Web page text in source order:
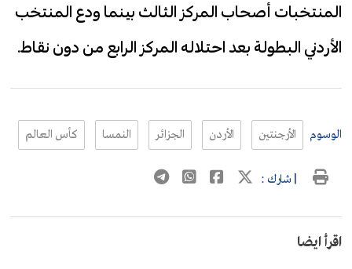
المنتخبات أصحاب المركز الثالث بينما ودع المنتخب
الأردني البطولة بعد احتلاله المركز الرابع من دون نقاط.
الوسوم الأرجنتين الأردن الجزائر النمسا كأس العالم
| شارك :
اقرأ ايضا